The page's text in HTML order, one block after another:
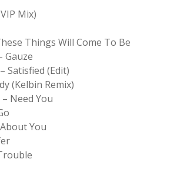
Mix)
Things Will Come To Be
Gauze
Satisfied (Edit)
(Kelbin Remix)
Need You
You